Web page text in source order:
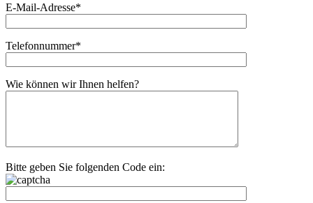
E-Mail-Adresse*
Telefonnummer*
Wie können wir Ihnen helfen?
Bitte geben Sie folgenden Code ein: